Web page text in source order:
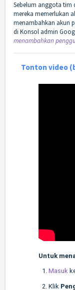
Sebelum anggota tim
mereka memerlukan
menambahkan akun
di Konsol admin
menambahkan
Tonton video
Untuk
Masuk
Klik